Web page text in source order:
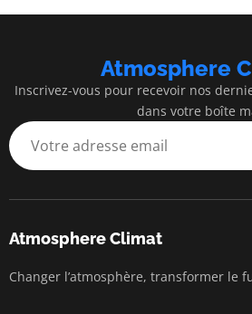
Atmosphere
Inscrivez-vous pour recevoir nos
dans votre boîte
Atmosphere Climat
Changer l’atmosphère, transformer le